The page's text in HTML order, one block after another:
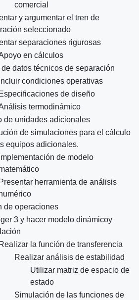
comercial
y argumentar el tren de
seleccionado
separaciones rigurosas
en cálculos
de datos técnicos de separación
Incluir condiciones operativas
Especificaciones de diseño
termodinámico
de unidades adicionales
de simulaciones para el cálculo
equipos adicionales.
Implementación de modelo
Presentar herramienta de análisis
de operaciones
3 y hacer modelo dinámicoy
Realizar la función de transferencia
Realizar análisis de estabilidad
Utilizar matriz de espacio de
estado
Simulación de las funciones de